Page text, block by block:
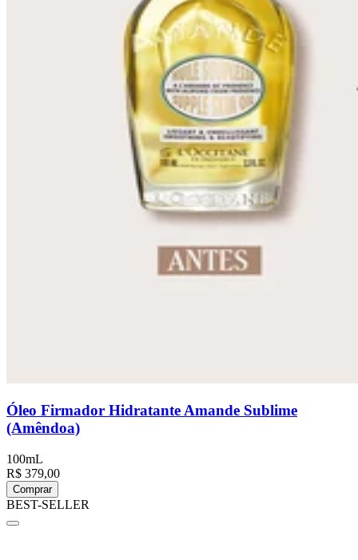
Óleo Firmador Hidratante Amande Sublime
(Amêndoa)
100mL
R$ 379,00
Comprar
BEST-SELLER